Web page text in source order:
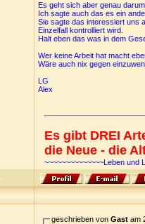
Es geht sich aber genau
Ich sagte auch das es ein
Sie sagte das interessiert uns
Einzelfall kontrolliert wird.
Halt eben das was in dem
Wer keine Arbeit hat macht
Wäre auch nix gegen
LG
Alex
Es gibt DREI
die Neue - die
~~~~~~~~~~~~~~Leben und
geschrieben vonGast am